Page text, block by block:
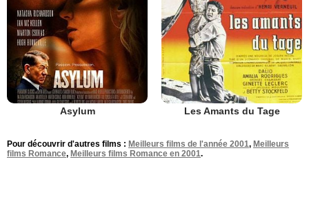
Asylum Les Amants du Tage
Pour découvrir d'autres films : Meilleurs films de l'année 2001, Meilleurs
films Romance, Meilleurs films Romance en 2001.